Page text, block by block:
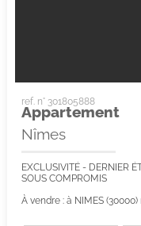
ref. n° 301805888
Appartement
Nîmes
EXCLUSIVITÉ - DERNIER
SOUS COMPROMIS
À vendre : à NIMES (30000) route
Il est...